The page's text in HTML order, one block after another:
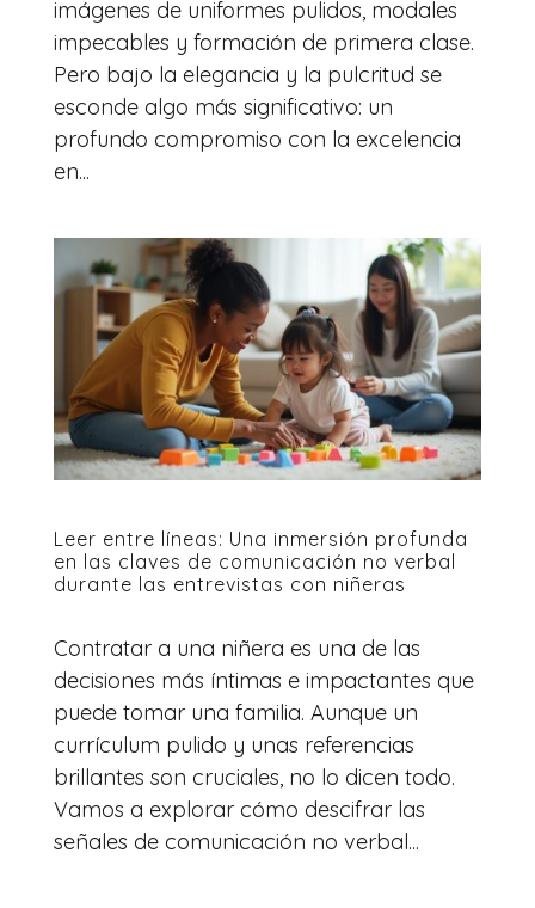
imágenes de uniformes pulidos, modales
impecables y formación de primera clase.
Pero bajo la elegancia y la pulcritud se
esconde algo más significativo: un
profundo compromiso con la excelencia
en...
Leer entre líneas: Una inmersión profunda
en las claves de comunicación no verbal
durante las entrevistas con niñeras
Contratar a una niñera es una de las
decisiones más íntimas e impactantes que
puede tomar una familia. Aunque un
currículum pulido y unas referencias
brillantes son cruciales, no lo dicen todo.
Vamos a explorar cómo descifrar las
señales de comunicación no verbal...